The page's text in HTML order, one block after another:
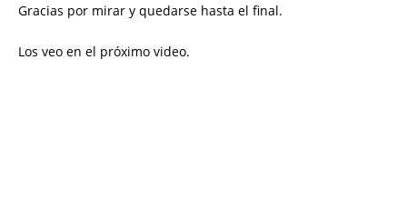
Gracias por mirar y quedarse hasta el final.
Los veo en el próximo video.